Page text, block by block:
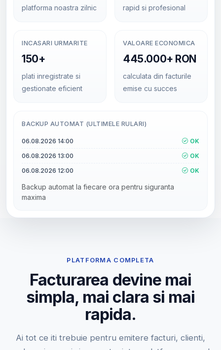
platforma noastra zilnic
rapid si profesional
INCASARI URMARITE
150+
plati inregistrate si
gestionate eficient
VALOARE ECONOMICA
445.000+ RON
calculata din facturile
emise cu succes
BACKUP AUTOMAT (ULTIMELE RULARI)
06.08.2026 14:00
OK
06.08.2026 13:00
OK
06.08.2026 12:00
OK
Backup automat la fiecare ora pentru siguranta
maxima
PLATFORMA COMPLETA
Facturarea devine mai
simpla, mai clara si mai
rapida.
Ai tot ce iti trebuie pentru emitere facturi, clienti,